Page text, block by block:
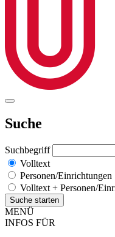
Suche
Suchbegriff
Volltext
Personen/Einrichtungen
Volltext + Personen/
MENÜ
INFOS FÜR